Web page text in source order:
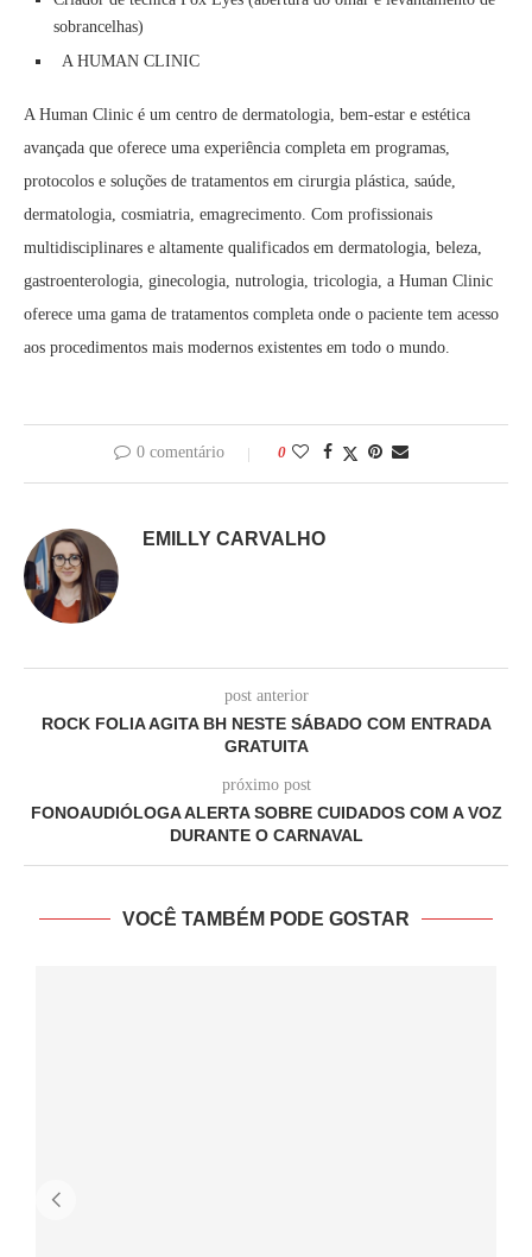
sobrancelhas)
A HUMAN CLINIC
A Human Clinic é um centro de dermatologia, bem-estar e estética
avançada que oferece uma experiência completa em programas,
protocolos e soluções de tratamentos em cirurgia plástica, saúde,
dermatologia, cosmiatria, emagrecimento. Com profissionais
multidisciplinares e altamente qualificados em dermatologia, beleza,
gastroenterologia, ginecologia, nutrologia, tricologia, a Human Clinic
oferece uma gama de tratamentos completa onde o paciente tem acesso
aos procedimentos mais modernos existentes em todo o mundo.
0 comentário 0
EMILLY CARVALHO
post anterior
ROCK FOLIA AGITA BH NESTE SÁBADO COM ENTRADA
GRATUITA
próximo post
FONOAUDIÓLOGA ALERTA SOBRE CUIDADOS COM A VOZ
DURANTE O CARNAVAL
VOCÊ TAMBÉM PODE GOSTAR